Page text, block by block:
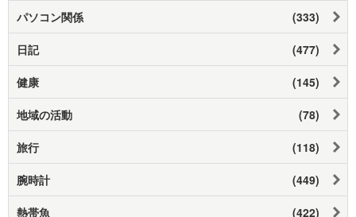
パソコン関係 (333)
日記 (477)
健康 (145)
地域の活動 (78)
旅行 (118)
腕時計 (449)
熱帯魚 (422)